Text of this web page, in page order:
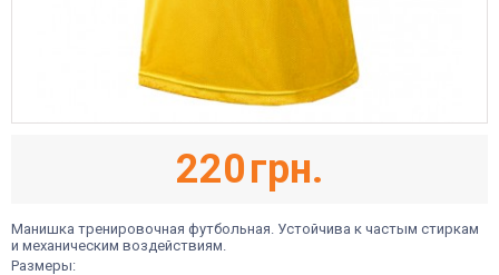
220грн.
Манишка тренировочная футбольная. Устойчива к частым стиркам
и механическим воздействиям.
Размеры: